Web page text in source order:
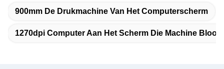
900mm De Drukmachine Van Het Computerscherm
1270dpi Computer Aan Het Scherm Die Machine